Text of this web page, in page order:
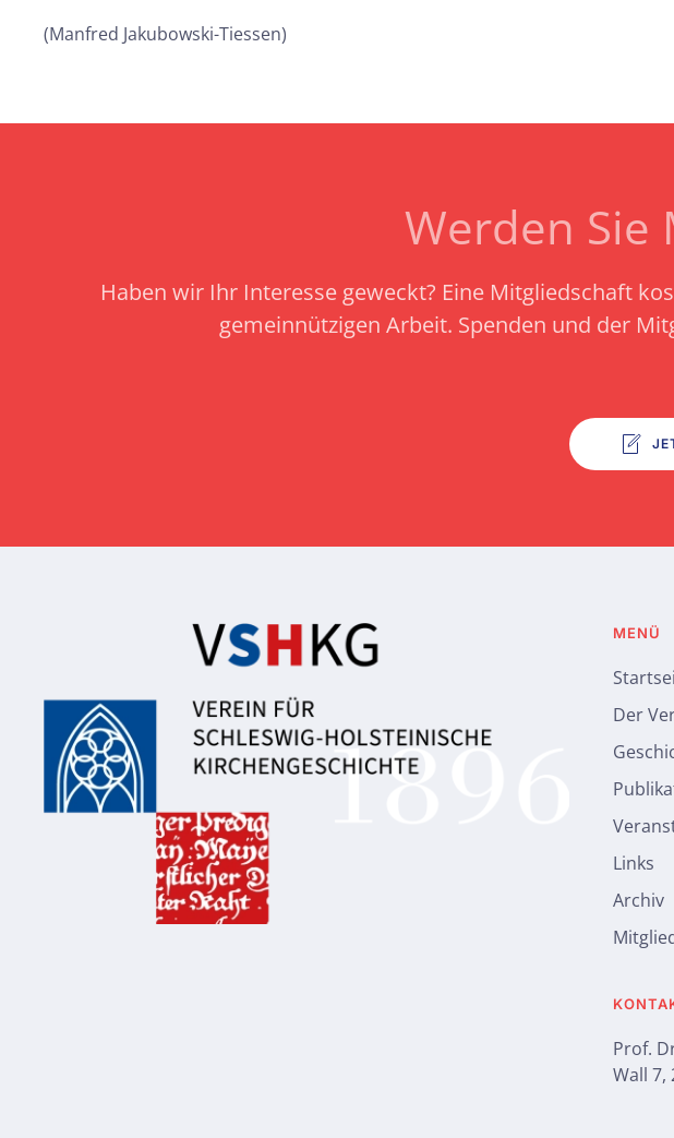
(Manfred Jakubowski-Tiessen)
Werden Sie
Haben wir Ihr Interesse geweckt? Eine Mitgliedschaft
gemeinnützigen Arbeit. Spenden und der
MENÜ
Der
Links
Archiv
Prof.
Wall